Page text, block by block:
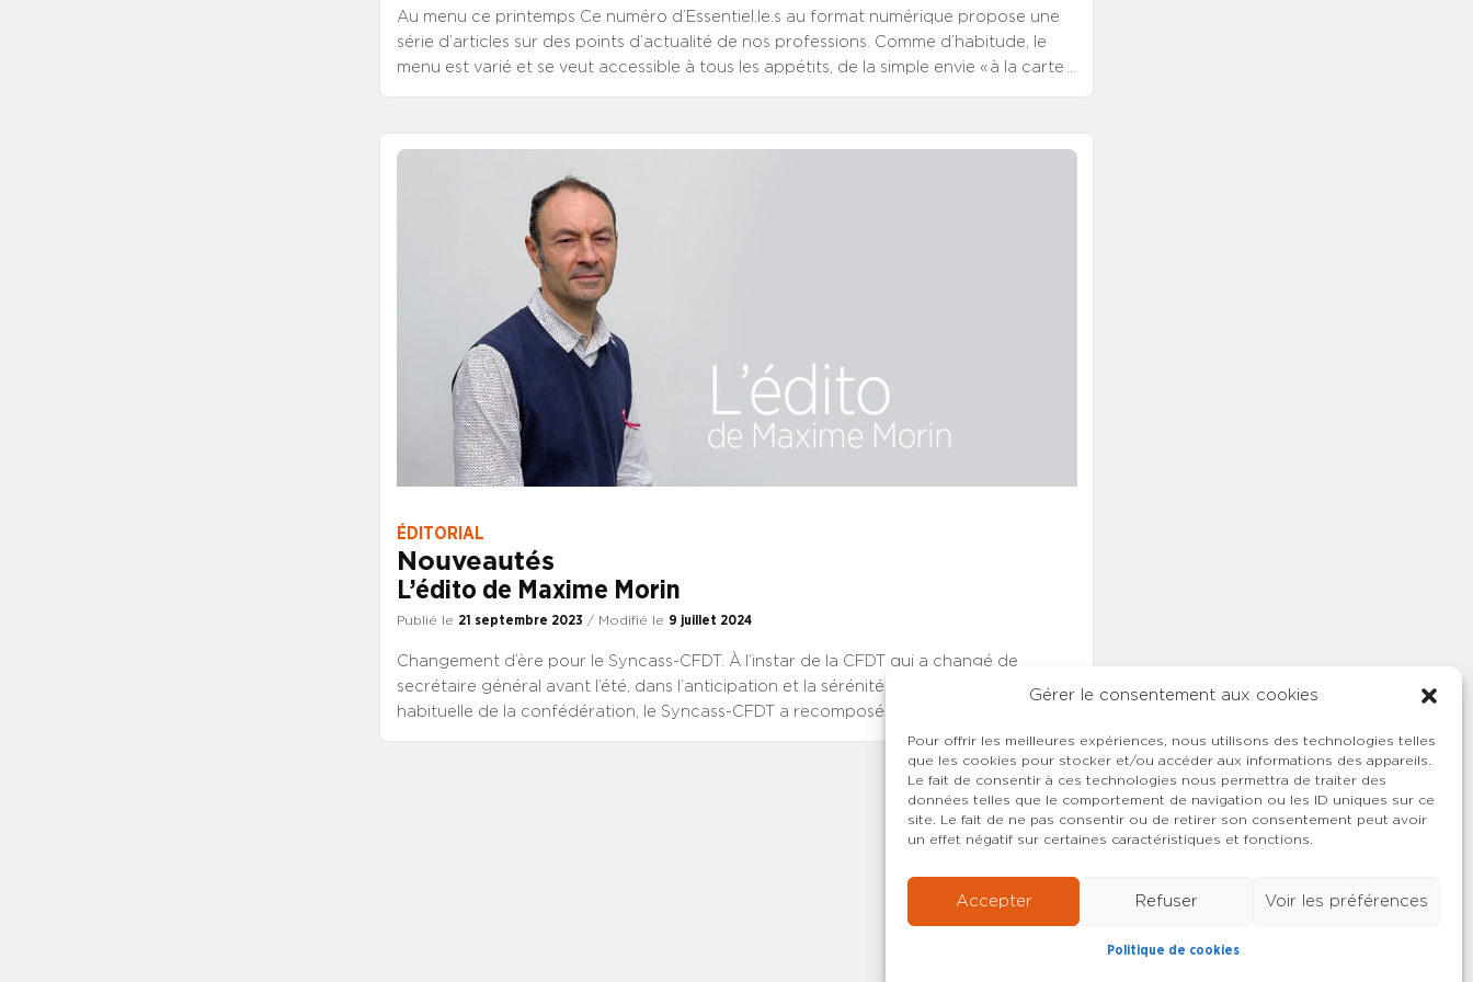
Gérer le consentement aux cookies
Pour offrir les meilleures expériences, nous utilisons des technologies telles
que les cookies pour stocker et/ou accéder aux informations des appareils.
Le fait de consentir à ces technologies nous permettra de traiter des
données telles que le comportement de navigation ou les ID uniques sur ce
site. Le fait de ne pas consentir ou de retirer son consentement peut avoir
un effet négatif sur certaines caractéristiques et fonctions.
Accepter Refuser Voir les préférences
Politique de cookies
Au menu ce printemps Ce numéro d’Essentiel.le.s au format numérique propose une
série d’articles sur des points d’actualité de nos professions. Comme d’habitude, le
menu est varié et se veut accessible à tous les appétits, de la simple envie « à la carte »
de la prévalence des pathologies mentales et de la dégradation de l’offre de soins. Un
investissement, en premier lieu humain, est impératif, en termes d’effectifs, de
formation, de changement de pratiques, qui nécessite des financements adaptés ; de
nombreux rapports et des travaux parlementaires témoignent que cette prise de
conscience progresse. Des arbitrages cruciaux s’imposent pour que les besoins
soient mieux couverts à tous les âges de la vie : place de la prévention, moyens
budgétaires alloués, formation des professionnels, investissements immobiliers à
prévoir, place de la psychiatrie dans les rangs des ECN… Là plus encore qu’ailleurs, la
démographie médicale et l’organisation du travail constituent en outre des
paramètres décisifs. Vous trouverez également des contributions relatives à
différents volets des ressources humaines de nos secteurs d’activité. S’il y a un fil
conducteur commun à identifier, c’est celui du dialogue social, avec ses manques, ses
Dans ce domaine comme tant d’autres, il nous faut rester combatifs et optimistes. Le
SYNCASS-CFDT souhaite que ce nouveau numéro donne l’occasion à chacune et à
chacun de s’extraire de la gestion quotidienne et de prendre du recul. Bonne lecture !
ÉDITORIAL
Nouveautés
L’édito de Maxime Morin
Publié le 21 septembre 2023 / Modifié le 9 juillet 2024
Changement d’ère pour le Syncass-CFDT. À l’instar de la CFDT qui a changé de
secrétaire général avant l’été, dans l’anticipation et la sérénité selon la pratique
habituelle de la confédération, le Syncass-CFDT a recomposé son secrétariat général,
pour la première fois de son histoire entre deux congrès, après une année électorale
marquée par le maintien de notre position majoritaire absolue au CCN et la première
place dans les trois corps de direction. Préparé en amont par Anne Meunier,
secrétaire générale depuis 2016, dont il faut saluer ici l’investissement et les
nombreuses réussites que le syndicat lui doit, c’est un changement qui s’inscrit dans la
2021 à mettre en œuvre, des valeurs, des idées et des revendications portées sans